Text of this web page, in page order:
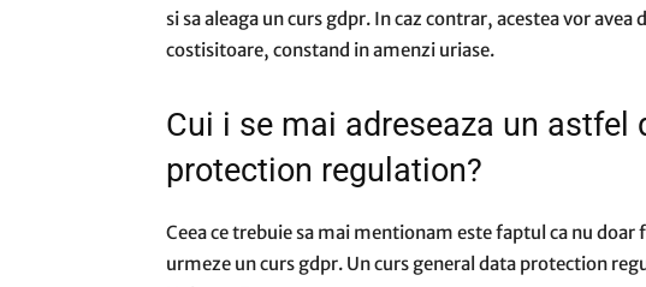
si sa aleaga un curs gdpr. In caz contrar, acestea vor
costisitoare, constand in amenzi uriase.
Cui i se mai adreseaza un astfel
protection regulation?
Ceea ce trebuie sa mai mentionam este faptul ca nu
urmeze un curs gdpr. Un curs general data protection